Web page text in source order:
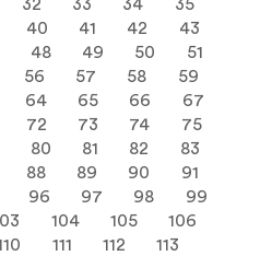
32 33 34
35
40 41 42
43
48 49 50
51
56 57 58
59
64 65 66
67
72 73 74
75
80 81 82
83
88 89 90
91
96 97 98
99
104 105
106
111 112
113